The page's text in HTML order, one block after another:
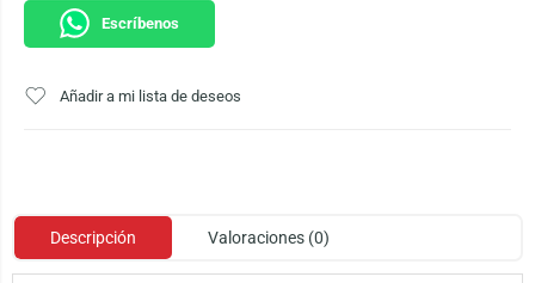
Escríbenos
Añadir a mi lista de deseos
Descripción Valoraciones (0)